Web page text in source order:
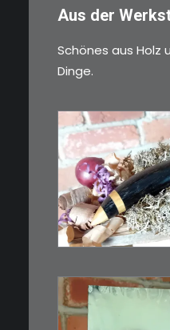
Aus der
Schönes aus Holz
Dinge.
€39,00
Kleines
als…